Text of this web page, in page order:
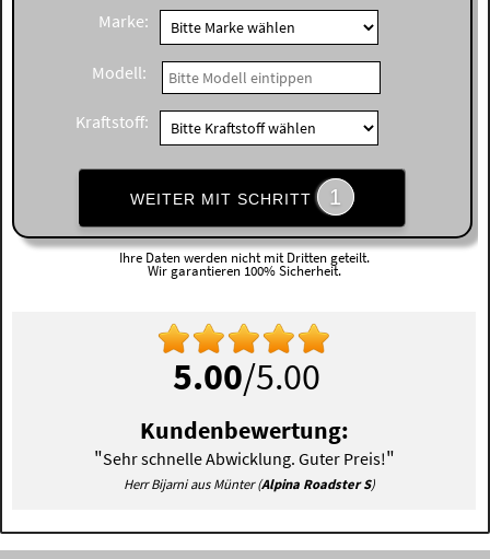
Marke:
Modell:
Kraftstoff:
WEITER MIT SCHRITT 1
Ihre Daten werden nicht mit Dritten geteilt.
Wir garantieren 100% Sicherheit.
5.00/5.00
Kundenbewertung:
"Sehr schnelle Abwicklung. Guter Preis!"
Herr Bijarni aus Münter (Alpina Roadster S)